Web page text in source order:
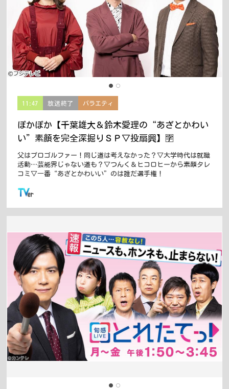
11:47 放送終了 バラエティ
ぽかぽか【千葉雄大＆鈴木愛理の“あざとかわい
い”素顔を完全深掘りＳＰ▽投扇興】🈑
父はプロゴルファー！同じ道は考えなかった？▽大学時代は就職
活動…芸能界じゃない道も？▽つんく＆ヒコロヒーから素顔タレ
コミ▽一番“あざとかわいい”のは誰だ選手権！